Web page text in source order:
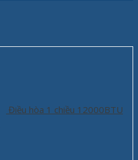
Điều hòa 1 chiều 12000BTU